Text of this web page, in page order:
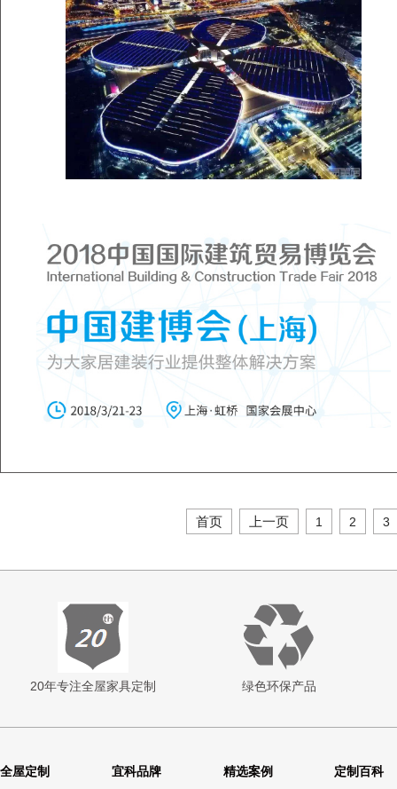
首页 上一页 1 2 3
20年专注全屋家具定制 绿色环保产品
全屋定制 宜科品牌 精选案例 定制百科